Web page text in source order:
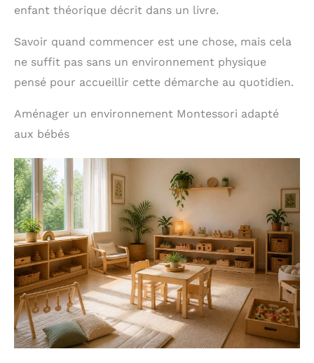
enfant théorique décrit dans un livre.
Savoir quand commencer est une chose, mais cela
ne suffit pas sans un environnement physique
pensé pour accueillir cette démarche au quotidien.
Aménager un environnement Montessori adapté
aux bébés